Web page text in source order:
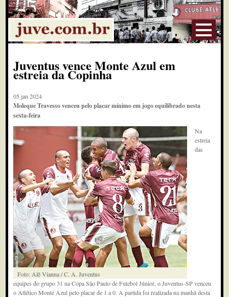
Juventus vence Monte Azul em
estreia da Copinha
05 jan 2024
Moleque Travesso venceu pelo placar mínimo em jogo equilibrado nesta
sexta-feira
Foto: Alê Vianna / C. A. Juventus
Na
estreia
das
equipes do grupo 31 na Copa São Paulo de Futebol Júnior, o Juventus-SP venceu
o Atlético Monte Azul pelo placar de 1 a 0. A partida foi realizada na manhã desta